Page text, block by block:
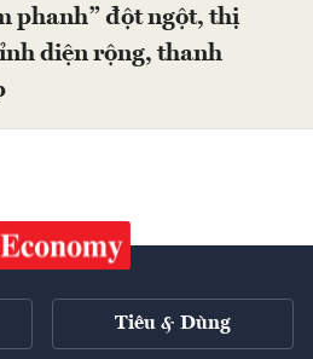
phanh” đột ngột, thị
diện rộng, thanh
Tiêu & Dùng